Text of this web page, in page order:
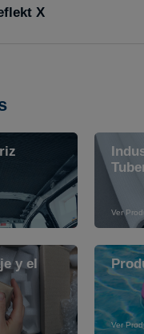
X
Ver
y el
Ver